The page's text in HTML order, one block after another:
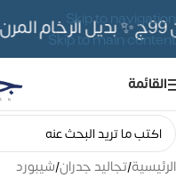
Skip to navigation
Skip to main content
✨ بديل الرخام المرن 565ج بدلًا من 690ج لفترة محدوده
القائمة
الرئيسية/تجاليد جدران/شيبورد